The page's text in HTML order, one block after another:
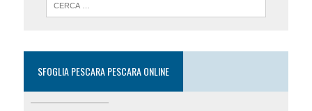
SFOGLIA PESCARA PESCARA ONLINE